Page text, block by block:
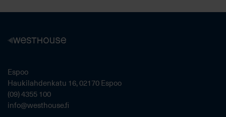
Espoo
Haukilahdenkatu 16, 02170 Espoo
(09) 4355 100
info@westhouse.fi